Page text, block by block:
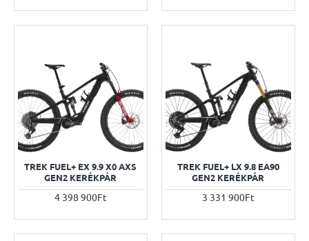
TREK FUEL+ EX 9.9 X0 AXS
GEN2 KERÉKPÁR
4 398 900Ft
TREK FUEL+ LX 9.8 EA90
GEN2 KERÉKPÁR
3 331 900Ft